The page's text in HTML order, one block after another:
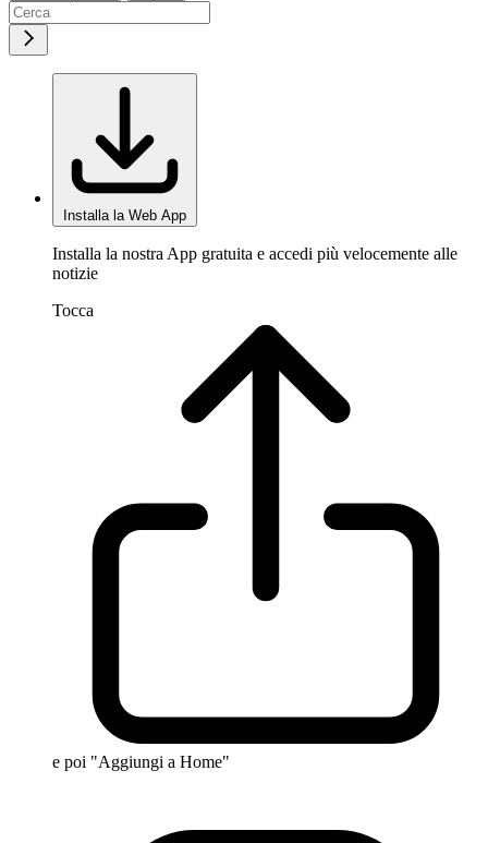
Installa la Web App
Installa la nostra App gratuita e accedi più velocemente alle
notizie
Tocca
e poi "Aggiungi a Home"